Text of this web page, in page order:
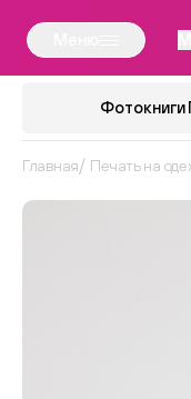
Фотокниги
Главная Печать на